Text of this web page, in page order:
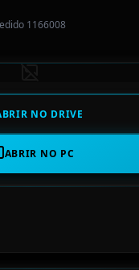
1166008
NO DRIVE
ABRIR NO PC